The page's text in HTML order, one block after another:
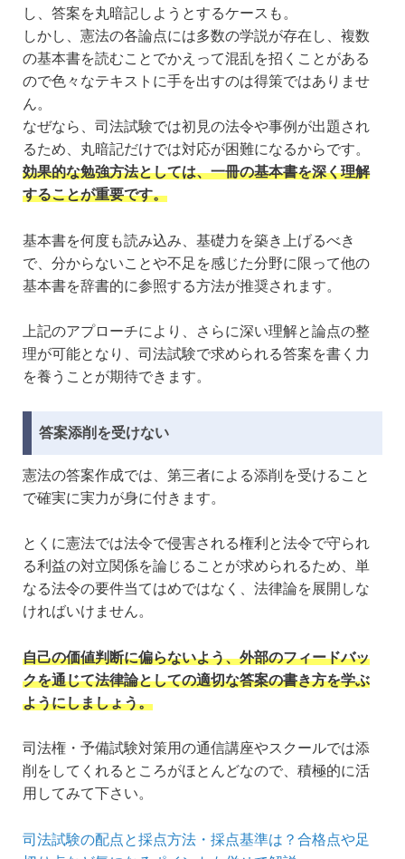
し、答案を丸暗記しようとするケースも。
しかし、憲法の各論点には多数の学説が存在し、複数
の基本書を読むことでかえって混乱を招くことがある
ので色々なテキストに手を出すのは得策ではありませ
ん。
なぜなら、司法試験では初見の法令や事例が出題され
るため、丸暗記だけでは対応が困難になるからです。
効果的な勉強方法としては、一冊の基本書を深く理解
することが重要です。
基本書を何度も読み込み、基礎力を築き上げるべき
で、分からないことや不足を感じた分野に限って他の
基本書を辞書的に参照する方法が推奨されます。
上記のアプローチにより、さらに深い理解と論点の整
理が可能となり、司法試験で求められる答案を書く力
を養うことが期待できます。
答案添削を受けない
憲法の答案作成では、第三者による添削を受けること
で確実に実力が身に付きます。
とくに憲法では法令で侵害される権利と法令で守られ
る利益の対立関係を論じることが求められるため、単
なる法令の要件当てはめではなく、法律論を展開しな
ければいけません。
自己の価値判断に偏らないよう、外部のフィードバッ
クを通じて法律論としての適切な答案の書き方を学ぶ
ようにしましょう。
司法権・予備試験対策用の通信講座やスクールでは添
削をしてくれるところがほとんどなので、積極的に活
用してみて下さい。
司法試験の配点と採点方法・採点基準は？合格点や足